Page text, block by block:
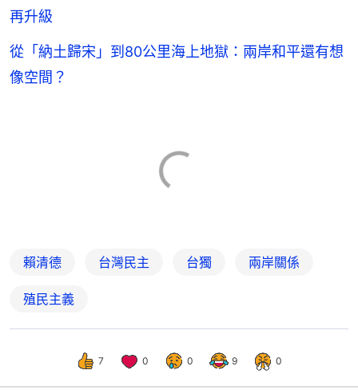
再升級
從「納土歸宋」到80公里海上地獄：兩岸和平還有想
像空間？
賴清德 台灣民主 台獨 兩岸關係
殖民主義
7 0 0 9 0